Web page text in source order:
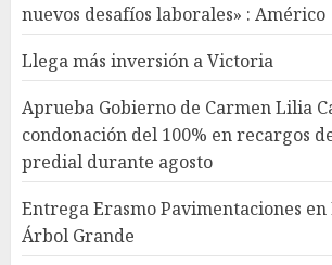
nuevos desafíos laborales» : Américo
Llega más inversión a Victoria
Aprueba Gobierno de Carmen Lilia
condonación del 100% en recargos
predial durante agosto
Entrega Erasmo Pavimentaciones en
Árbol Grande